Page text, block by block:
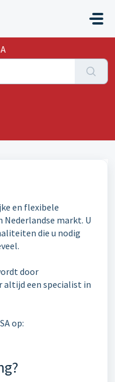
en flexibele
Nederlandse markt. U
die u nodig
door
altijd een specialist in
op: